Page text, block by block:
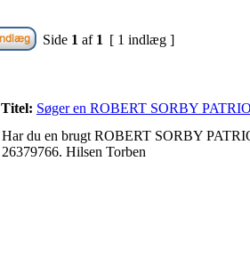
Side 1 af 1 [ 1 indlæg ]
Titel: Søger en ROBERT SORBY
Har du en brugt ROBERT SORBY
26379766. Hilsen Torben